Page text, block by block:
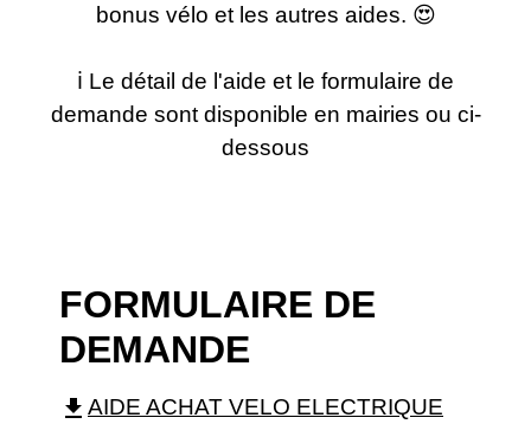
bonus vélo et les autres aides. 😍
ℹ Le détail de l'aide et le formulaire de
demande sont disponible en mairies ou ci-
dessous
FORMULAIRE DE
DEMANDE
file_download AIDE ACHAT VELO ELECTRIQUE